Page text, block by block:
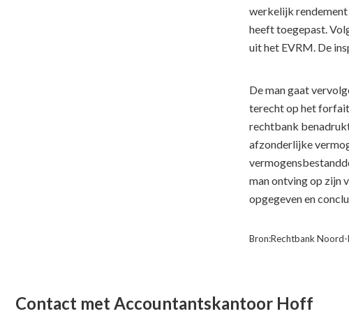
werkelijk rendement
heeft toegepast.
uit het EVRM. De
De man gaat
terecht op het
rechtbank
afzonderlijke
man ontving op zijn
opgegeven en
Bron:Rechtbank
Contact met Accountantskantoor Hoff